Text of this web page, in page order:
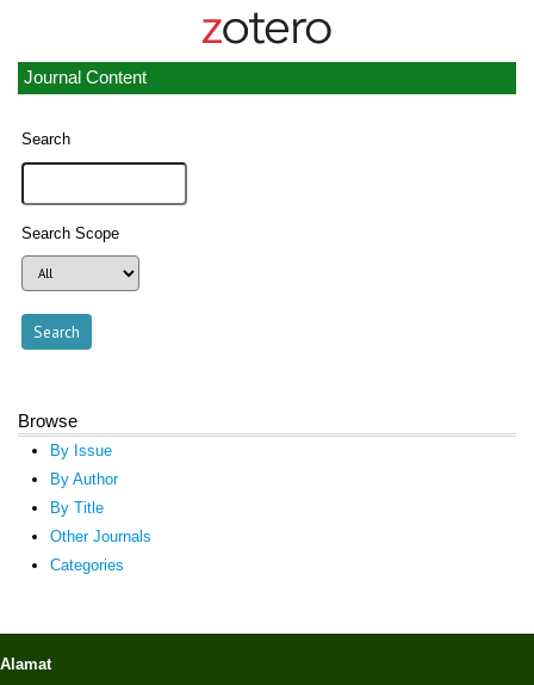
Journal Content
Search
Search Scope
Browse
By Issue
By Author
By Title
Other Journals
Categories
Alamat